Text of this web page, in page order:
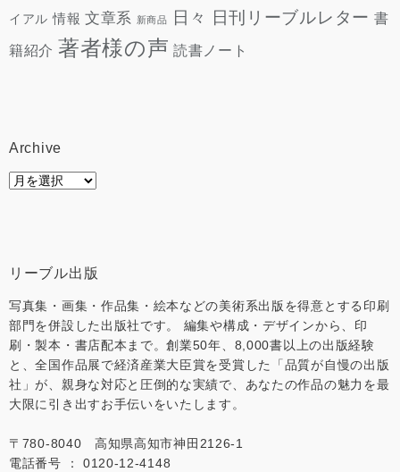
イアル 情報 文章系 新商品 日々 日刊リーブルレター 書
籍紹介 著者様の声 読書ノート
Archive
Archive
リーブル出版
写真集・画集・作品集・絵本などの美術系出版を得意とする印刷
部門を併設した出版社です。 編集や構成・デザインから、印
刷・製本・書店配本まで。創業50年、8,000書以上の出版経験
と、全国作品展で経済産業大臣賞を受賞した「品質が自慢の出版
社」が、親身な対応と圧倒的な実績で、あなたの作品の魅力を最
大限に引き出すお手伝いをいたします。
〒780-8040 高知県高知市神田2126-1
電話番号 ： 0120-12-4148